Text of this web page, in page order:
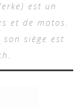
est un
et de motos.
siège est